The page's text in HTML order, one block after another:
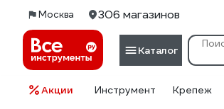
Москва 306 магазинов
Каталог
Акции Инструмент Крепеж